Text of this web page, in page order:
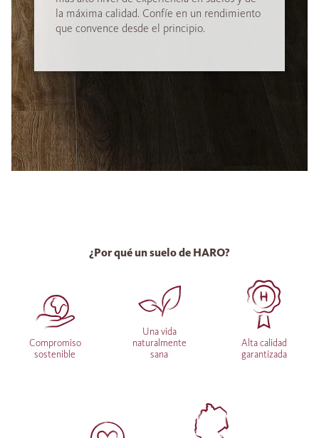
la máxima calidad. Confíe en un rendimiento
que convence desde el principio.
¿Por qué un suelo de HARO?
Compromiso
sostenible
Una vida
naturalmente
sana
Alta calidad
garantizada